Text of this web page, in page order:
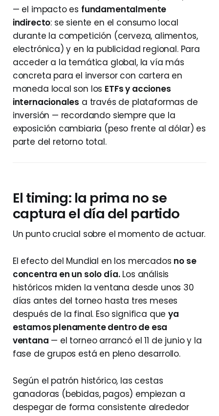
— el impacto es fundamentalmente
indirecto: se siente en el consumo local
durante la competición (cerveza, alimentos,
electrónica) y en la publicidad regional. Para
acceder a la temática global, la vía más
concreta para el inversor con cartera en
moneda local son los ETFs y acciones
internacionales a través de plataformas de
inversión — recordando siempre que la
exposición cambiaria (peso frente al dólar) es
parte del retorno total.
El timing: la prima no se
captura el día del partido
Un punto crucial sobre el momento de actuar.
El efecto del Mundial en los mercados no se
concentra en un solo día.Los análisis
históricos miden la ventana desde unos 30
días antes del torneo hasta tres meses
después de la final. Eso significa queya
estamos plenamente dentro de esa
ventana — el torneo arrancó el 11 de junio y la
fase de grupos está en pleno desarrollo.
Según el patrón histórico, las cestas
ganadoras (bebidas, pagos) empiezan a
despegar de forma consistente alrededor